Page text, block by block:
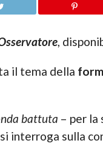
,
il tema della
battuta – per la
interroga sulla